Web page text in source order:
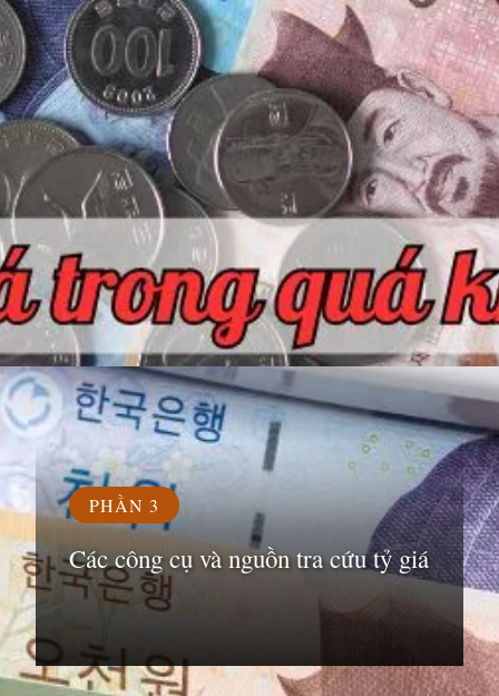
Đang mở https://susach.edu.vn/1000-won-bang-bao-nhieu-tien-viet
PHẦN 3
Các công cụ và nguồn tra cứu tỷ giá